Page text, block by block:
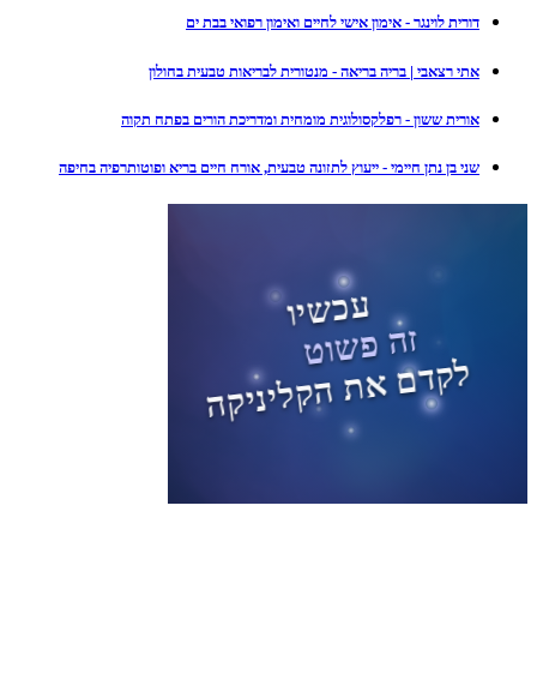
דורית לוינגר - אימון אישי לחיים ואימון רפואי בבת ים
אתי רצאבי | בריה בריאה - מנטורית לבריאות טבעית בחולון
אורית ששון - רפלקסולוגית מומחית ומדריכת הורים בפתח תקוה
שני בן נתן חיימי - ייעוץ לתזונה טבעית, אורח חיים בריא ופוטותרפיה בחיפה